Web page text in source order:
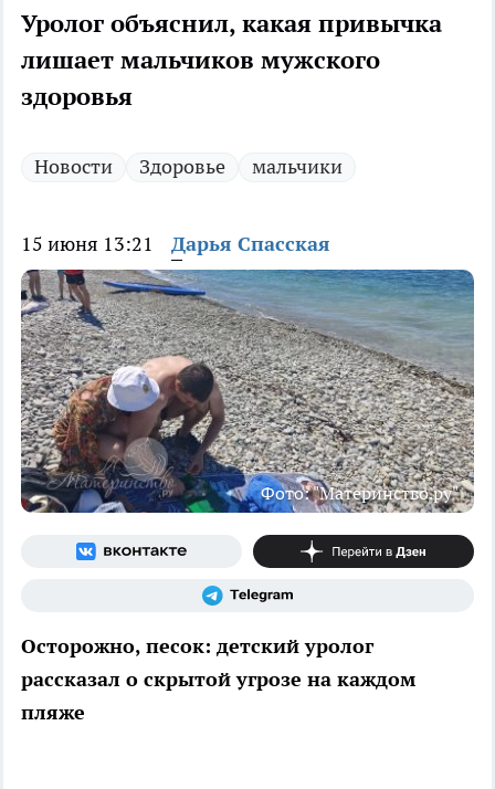
Уролог объяснил, какая привычка
лишает мальчиков мужского
здоровья
Новости Здоровье мальчики
15 июня 13:21 Дарья Спасская
Фото: "Материнство.ру"
Осторожно, песок: детский уролог
рассказал о скрытой угрозе на каждом
пляже